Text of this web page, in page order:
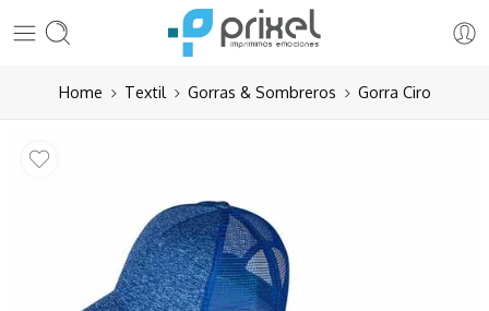
Home Textil Gorras & Sombreros Gorra Ciro